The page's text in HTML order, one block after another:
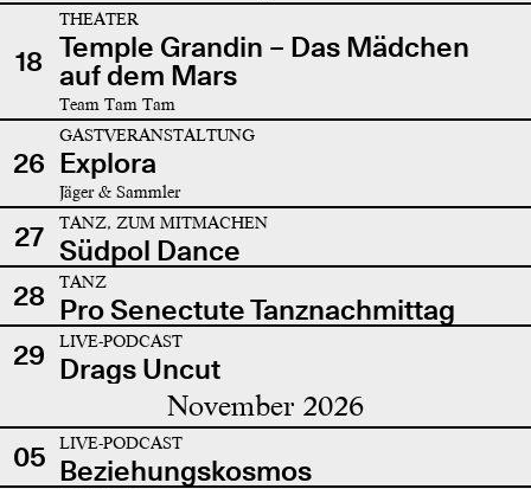
18
THEATER
Temple Grandin – Das Mädchen
auf dem Mars
Team Tam Tam
26
GASTVERANSTALTUNG
Explora
Jäger & Sammler
27 TANZ, ZUM MITMACHEN
Südpol Dance
28
TANZ
Pro Senectute Tanznachmittag
29
LIVE-PODCAST
Drags Uncut
November 2026
05 LIVE-PODCAST
Beziehungskosmos